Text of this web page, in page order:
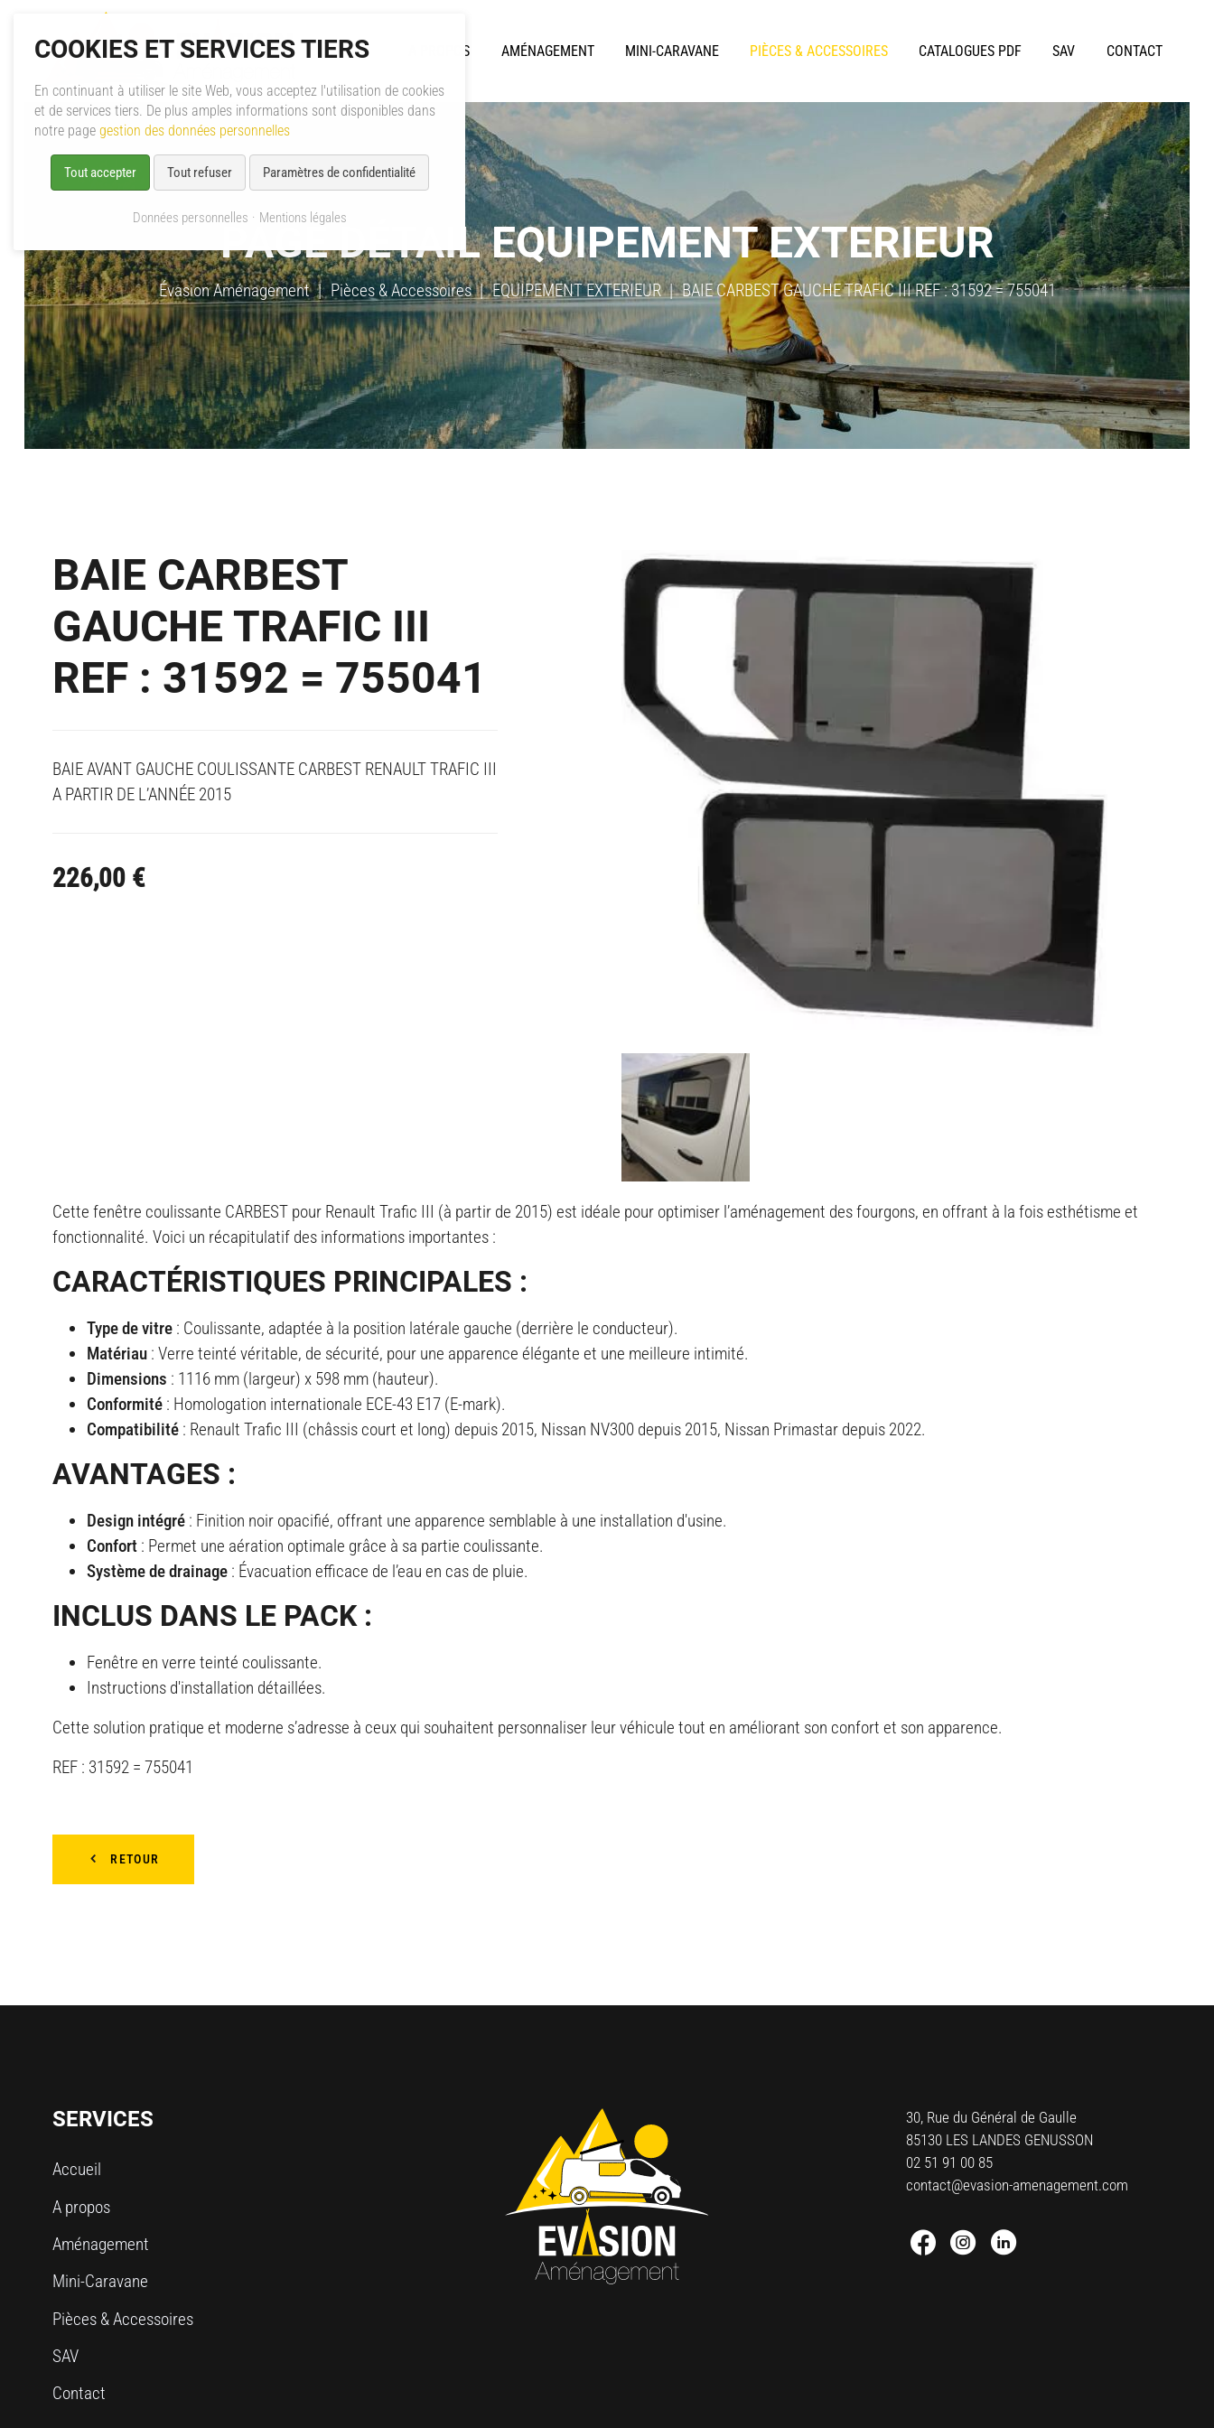
A PROPOS AMÉNAGEMENT MINI-CARAVANE PIÈCES & ACCESSOIRES CATALOGUES PDF SAV CONTACT
PAGE DÉTAIL EQUIPEMENT EXTERIEUR
Évasion Aménagement Pièces & Accessoires EQUIPEMENT EXTERIEUR BAIE CARBEST GAUCHE TRAFIC III REF : 31592 = 755041
BAIE CARBEST
GAUCHE TRAFIC III
REF : 31592 = 755041
BAIE AVANT GAUCHE COULISSANTE CARBEST RENAULT TRAFIC III
A PARTIR DE L’ANNÉE 2015
226,00 €
Cette fenêtre coulissante CARBEST pour Renault Trafic III (à partir de 2015) est idéale pour optimiser l’aménagement des fourgons, en offrant à la fois esthétisme et
fonctionnalité. Voici un récapitulatif des informations importantes :
CARACTÉRISTIQUES PRINCIPALES :
Type de vitre : Coulissante, adaptée à la position latérale gauche (derrière le conducteur).
Matériau : Verre teinté véritable, de sécurité, pour une apparence élégante et une meilleure intimité.
Dimensions : 1116 mm (largeur) x 598 mm (hauteur).
Conformité : Homologation internationale ECE-43 E17 (E-mark).
Compatibilité : Renault Trafic III (châssis court et long) depuis 2015, Nissan NV300 depuis 2015, Nissan Primastar depuis 2022.
AVANTAGES :
Design intégré : Finition noir opacifié, offrant une apparence semblable à une installation d'usine.
Confort : Permet une aération optimale grâce à sa partie coulissante.
Système de drainage : Évacuation efficace de l’eau en cas de pluie.
INCLUS DANS LE PACK :
Fenêtre en verre teinté coulissante.
Instructions d'installation détaillées.
Cette solution pratique et moderne s’adresse à ceux qui souhaitent personnaliser leur véhicule tout en améliorant son confort et son apparence.
REF : 31592 = 755041
RETOUR
SERVICES
Accueil
A propos
Aménagement
Mini-Caravane
Pièces & Accessoires
SAV
Contact
30, Rue du Général de Gaulle
85130 LES LANDES GENUSSON
02 51 91 00 85
contact@evasion-amenagement.com
Facebook : Round
Instagram : Round
Linkedin : Round
COOKIES ET SERVICES TIERS
En continuant à utiliser le site Web, vous acceptez l'utilisation de cookies
et de services tiers. De plus amples informations sont disponibles dans
notre page gestion des données personnelles
Tout accepter Tout refuser Paramètres de confidentialité
Données personnelles Mentions légales